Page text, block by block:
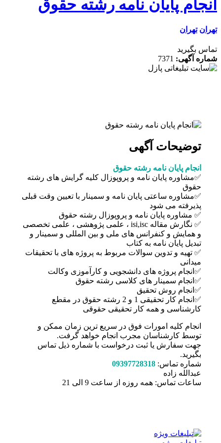
پايان نامه رشته حقوق
تهران
بگیرید
آگهی:7371
توضیحات آگهی
انجام پايان نامه رشته حقوق
✅مشاوره پایان نامه و پروپوزال کلیه گرایش های رشته
حقوق
✅مشاوره ساعتی پایان نامه و سمینار با تعیین وقت قبلی
پذیرفته می شود
✅ مشاوره پایان نامه و پروپوزال رشته حقوق
✅ نگارش مقاله isi,isc ، علمی پژوهشی ، علمی تخصصی
و همایش و کنفرانس های ملی و بین المللی و سمینار و
تبدیل پایان نامه به کتاب
✅ تهیه و تدوین سوالات مربوط به پروژه های با تحقیقات
میدانی
✅انجام پروژه های دانشجویی و کارآموزی وکالت
✅انجام سمینار های کلاسی رشته حقوق
✅انجام روش تحقیق
✅انجام کار تحقیقی 1 و 2 رشته حقوق در مقطع
کارشناسی و همه کار تحقیقی حقوقی
انجام کلیه امورات فوق در سریع ترین زمان ممکن و
توسط کارشناسان مجرب انجام خواهد گرفت.
جهت سفارش یا ثبت درخواست با شماره ذیل تماس
بگیرید.
شماره تماس:09397728318
عبدالله زاده
ساعات تماس: همه روزه از ساعت 9 الی 21